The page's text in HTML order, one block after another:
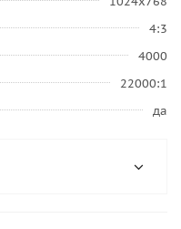
4:3
4000
22000:1
да